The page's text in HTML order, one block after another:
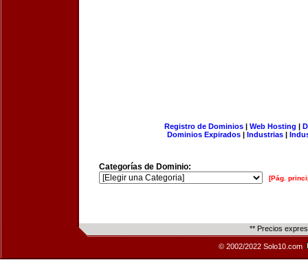
Registro de Dominios| Web Hosting |
Dominios Expirados | Industrias |
Categorías de Dominio:
[Pág.
** Precios
© 2002/2022 Solo10.com